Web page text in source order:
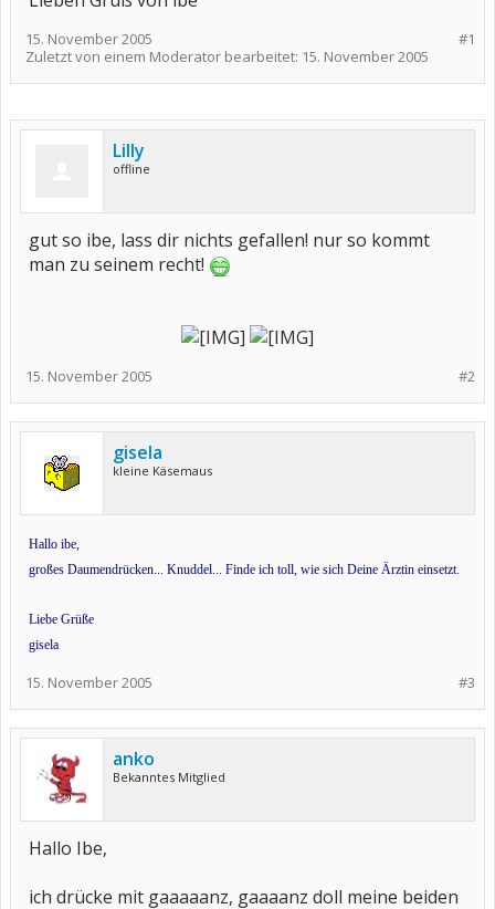
#1
15. November 2005
Zuletzt von einem Moderator bearbeitet: 15. November 2005
Lilly
offline
gut so ibe, lass dir nichts gefallen! nur so kommt
man zu seinem recht!
#2
15. November 2005
gisela
kleine Käsemaus
Hallo ibe,
großes Daumendrücken... Knuddel... Finde ich toll, wie sich Deine Ärztin einsetzt.
Liebe Grüße
gisela
#3
15. November 2005
anko
Bekanntes Mitglied
Hallo Ibe,
ich drücke mit gaaaaanz, gaaaanz doll meine beiden